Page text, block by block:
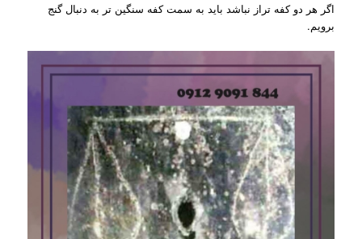
اگر هر دو کفه تراز نباشد باید به سمت کفه سنگین تر به دنبال گنج
برویم.